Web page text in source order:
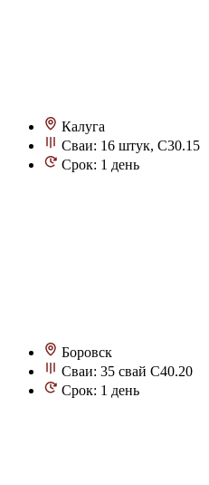
Калуга
Сваи: 16 штук, С30.15
Срок: 1 день
Боровск
Сваи: 35 свай С40.20
Срок: 1 день